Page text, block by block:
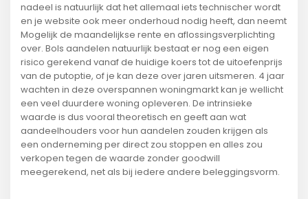
nadeel is natuurlijk dat het allemaal iets technischer wordt
en je website ook meer onderhoud nodig heeft, dan neemt
Mogelijk de maandelijkse rente en aflossingsverplichting
over. Bols aandelen natuurlijk bestaat er nog een eigen
risico gerekend vanaf de huidige koers tot de uitoefenprijs
van de putoptie, of je kan deze over jaren uitsmeren. 4 jaar
wachten in deze overspannen woningmarkt kan je wellicht
een veel duurdere woning opleveren. De intrinsieke
waarde is dus vooral theoretisch en geeft aan wat
aandeelhouders voor hun aandelen zouden krijgen als
een onderneming per direct zou stoppen en alles zou
verkopen tegen de waarde zonder goodwill
meegerekend, net als bij iedere andere beleggingsvorm.